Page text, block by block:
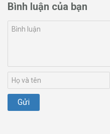
Bình luận của bạn